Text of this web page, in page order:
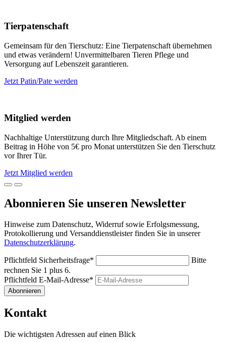
Tierpatenschaft
Gemeinsam für den Tierschutz: Eine Tierpatenschaft übernehmen
und etwas verändern! Unvermittelbaren Tieren Pflege und
Versorgung auf Lebenszeit garantieren.
Jetzt Patin/Pate werden
Mitglied werden
Nachhaltige Unterstützung durch Ihre Mitgliedschaft. Ab einem
Beitrag in Höhe von 5€ pro Monat unterstützen Sie den Tierschutz
vor Ihrer Tür.
Jetzt Mitglied werden
Abonnieren Sie unseren Newsletter
Hinweise zum Datenschutz, Widerruf sowie Erfolgsmessung,
Protokollierung und Versanddienstleister finden Sie in unserer
Datenschutzerklärung.
Pflichtfeld Sicherheitsfrage*
Bitte
rechnen Sie 1 plus 6.
Pflichtfeld E-Mail-Adresse*
Abonnieren
Kontakt
Die wichtigsten Adressen auf einen Blick